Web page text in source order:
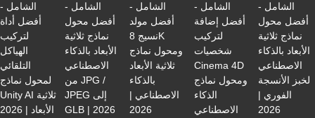
الشامل -
أفضل أداة
لتركيب
الهياكل
التلقائي
لمحول نماذج
Unity AI ثلاثية
الأبعاد | 2026
الشامل -
أفضل محول
نماذج ثلاثية
الأبعاد بالذكاء
الاصطناعي
من JPG /
JPEG إلى
GLB | 2026
الشامل -
أفضل مولد
نسيج 8K
ومحول نماذج
ثلاثية الأبعاد
بالذكاء
الاصطناعي |
2026
الشامل -
أفضل إضافة
لتركيب
شخصيات
Cinema 4D
ومحول نماذج
الذكاء
الاصطناعي
الشامل -
أفضل محول
نماذج ثلاثية
الأبعاد بالذكاء
الاصطناعي
لخبز الأنسجة
الفوري |
2026